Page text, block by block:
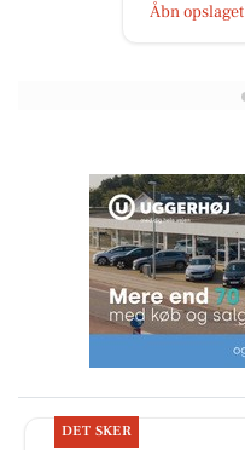
Åbn opslaget
DET SKER